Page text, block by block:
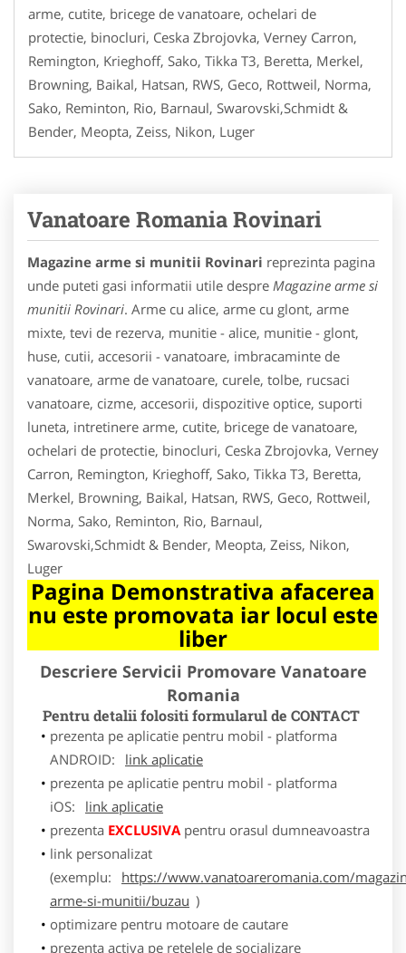
arme, cutite, bricege de vanatoare, ochelari de
protectie, binocluri, Ceska Zbrojovka, Verney Carron,
Remington, Krieghoff, Sako, Tikka T3, Beretta, Merkel,
Browning, Baikal, Hatsan, RWS, Geco, Rottweil, Norma,
Sako, Reminton, Rio, Barnaul, Swarovski,Schmidt &
Bender, Meopta, Zeiss, Nikon, Luger
Vanatoare Romania Rovinari
Magazine arme si munitii Rovinari reprezinta pagina
unde puteti gasi informatii utile despre Magazine arme si
munitii Rovinari. Arme cu alice, arme cu glont, arme
mixte, tevi de rezerva, munitie - alice, munitie - glont,
huse, cutii, accesorii - vanatoare, imbracaminte de
vanatoare, arme de vanatoare, curele, tolbe, rucsaci
vanatoare, cizme, accesorii, dispozitive optice, suporti
luneta, intretinere arme, cutite, bricege de vanatoare,
ochelari de protectie, binocluri, Ceska Zbrojovka, Verney
Carron, Remington, Krieghoff, Sako, Tikka T3, Beretta,
Merkel, Browning, Baikal, Hatsan, RWS, Geco, Rottweil,
Norma, Sako, Reminton, Rio, Barnaul,
Swarovski,Schmidt & Bender, Meopta, Zeiss, Nikon,
Luger
Pagina Demonstrativa afacerea
nu este promovata iar locul este
liber
Descriere Servicii Promovare Vanatoare
Romania
Pentru detalii folositi formularul de CONTACT
prezenta pe aplicatie pentru mobil - platforma
ANDROID:
link aplicatie
prezenta pe aplicatie pentru mobil - platforma
iOS:
link aplicatie
prezenta EXCLUSIVApentru orasul dumneavoastra
link personalizat
(exemplu:
https://www.vanatoareromania.com/
arme-si-munitii/buzau )
optimizare pentru motoare de cautare
prezenta activa pe retelele de socializare